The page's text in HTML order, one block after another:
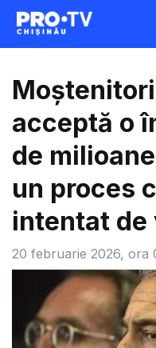
20 februarie 2026, ora
acceptă o
de
un proces
intentat de